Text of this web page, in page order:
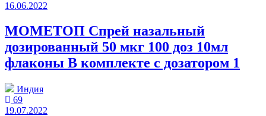
16.06.2022
МОМЕТОП Спрей назальный
дозированный 50 мкг 100 доз 10мл
флаконы В комплекте с дозатором 1
Индия
69
19.07.2022